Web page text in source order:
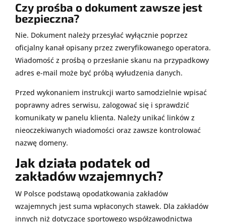
Czy prośba o dokument zawsze jest
bezpieczna?
Nie. Dokument należy przesyłać wyłącznie poprzez
oficjalny kanał opisany przez zweryfikowanego operatora.
Wiadomość z prośbą o przesłanie skanu na przypadkowy
adres e-mail może być próbą wyłudzenia danych.
Przed wykonaniem instrukcji warto samodzielnie wpisać
poprawny adres serwisu, zalogować się i sprawdzić
komunikaty w panelu klienta. Należy unikać linków z
nieoczekiwanych wiadomości oraz zawsze kontrolować
nazwę domeny.
Jak działa podatek od
zakładów wzajemnych?
W Polsce podstawą opodatkowania zakładów
wzajemnych jest suma wpłaconych stawek. Dla zakładów
innych niż dotyczące sportowego współzawodnictwa